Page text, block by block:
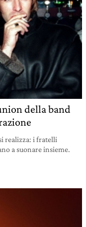
della band
realizza: i fratelli
a suonare insieme.